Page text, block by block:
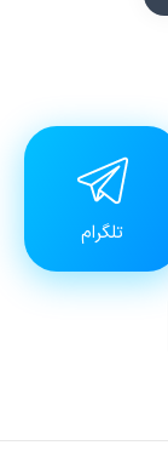
تلگرام